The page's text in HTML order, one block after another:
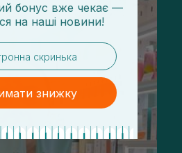
бонус вже чекає —
на наші новини!
знижку